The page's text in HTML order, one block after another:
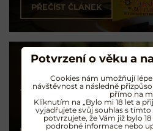
PŘEČÍST ČLÁNEK
Koktejly na rumu
Exotické opojení
Potvrzení o věku a
Cookies nám umožňují
návštěvnost a následně
přímo na
Kliknutím na „Bylo mi 18 let a
vyjadřujete svůj souhlas s
potvrzujete, že Vám již bylo
podrobné informace nebo